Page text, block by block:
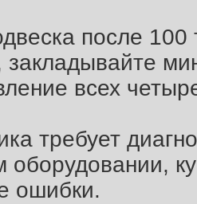
после 100
закладывайте
всех
требует
оборудовании,
ошибки.